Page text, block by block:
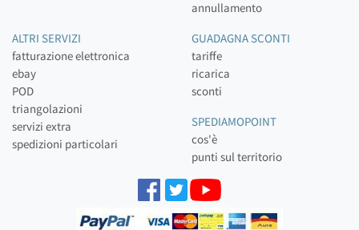
annullamento
ALTRI SERVIZI
fatturazione elettronica
ebay
POD
triangolazioni
servizi extra
spedizioni particolari
GUADAGNA SCONTI
tariffe
ricarica
sconti
SPEDIAMOPOINT
cos'è
punti sul territorio